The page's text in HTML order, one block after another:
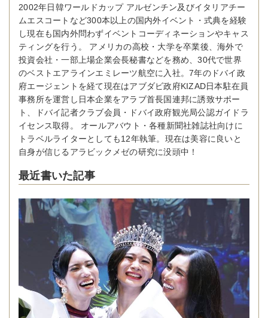
2002年日韓ワールドカップ アルゼンチン及びイタリアチー
ムエスコートなど300本以上の国内外イベント・式典を経験
し現在も国内外問わずイベントコーディネーションやキャス
ティングを行う。 アメリカの高校・大学を卒業後、海外で
投資会社・一部上場企業会長秘書などを務め、30代で世界
のベストエアラインエミレーツ航空に入社。7年のドバイ政
府エージェントを経て現在はアブダビ政府KIZAD日本駐在員
事務所を運営し日本企業をアラブ首長国連邦に誘致サポー
ト、ドバイ記者クラブ会員・ドバイ政府観光局公認ガイドラ
イセンス取得。 オールアバウト・各種新聞社雑誌社向けに
トラベルライターとしても12年執筆。現在は美容に良いと
自身が信じるアラビックメゼの研究に没頭中！
最近書いた記事